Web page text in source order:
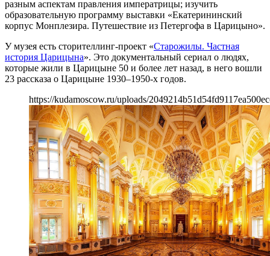
разным аспектам правления императрицы; изучить
образовательную программу выставки «Екатерининский
корпус Монплезира. Путешествие из Петергофа в Царицыно».
У музея есть сторителлинг-проект «Старожилы. Частная
история Царицына». Это документальный сериал о людях,
которые жили в Царицыне 50 и более лет назад, в него вошли
23 рассказа о Царицыне 1930–1950-х годов.
https://kudamoscow.ru/uploads/